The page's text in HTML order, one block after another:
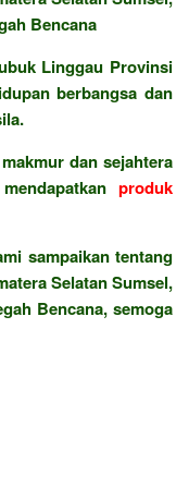
Bencana
Linggau Provinsi
berbangsa dan
dan sejahtera
produk
sampaikan tentang
Selatan Sumsel,
Bencana, semoga